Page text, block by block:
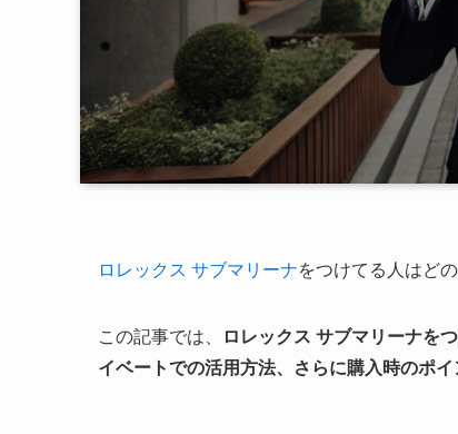
ロレックス サブマリーナをつけてる人はど
この記事では、
ロレックス サブマリーナを
イベートでの活用方法、さらに購入時のポ